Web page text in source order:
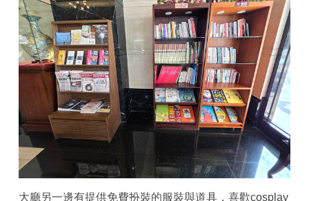
大廳另一邊有提供免費扮裝的服裝與道具，喜歡cosplay